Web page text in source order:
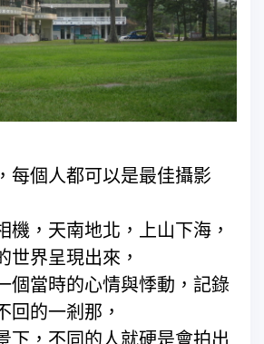
每個人都可以是最佳攝影
機，天南地北，上山下海，
世界呈現出來，
個當時的心情與悸動，記錄
回的一剎那，
下，不同的人就硬是會拍出